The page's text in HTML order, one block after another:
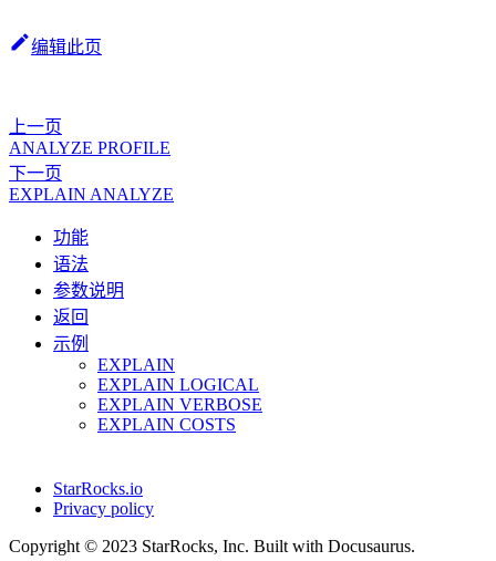
编辑此页
上一页
ANALYZE PROFILE
下一页
EXPLAIN ANALYZE
功能
语法
参数说明
返回
示例
EXPLAIN
EXPLAIN LOGICAL
EXPLAIN VERBOSE
EXPLAIN COSTS
StarRocks.io
Privacy policy
Copyright © 2023 StarRocks, Inc. Built with Docusaurus.